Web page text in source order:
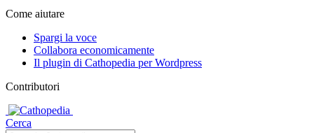
Come aiutare
Spargi la voce
Collabora economicamente
Il plugin di Cathopedia per Wordpress
Contributori
Cerca